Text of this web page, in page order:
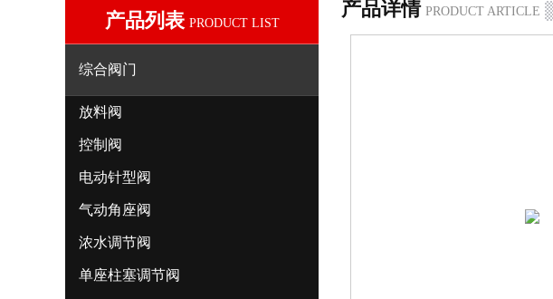
产品列表 PRODUCT LIST
综合阀门
放料阀
控制阀
电动针型阀
气动角座阀
浓水调节阀
单座柱塞调节阀
产品详情 PRODUCT ARTICLE